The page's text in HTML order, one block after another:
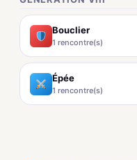
Bouclier
1 rencontre(s)
Épée
1 rencontre(s)